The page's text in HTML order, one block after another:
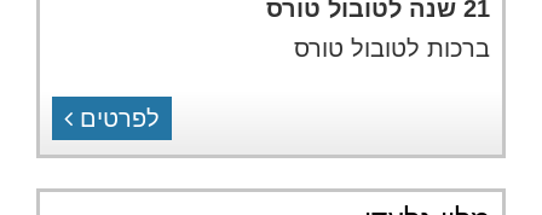
21 שנה לטובול טורס
ברכות לטובול טורס
לפרטים